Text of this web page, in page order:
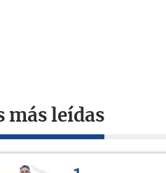
más leídas